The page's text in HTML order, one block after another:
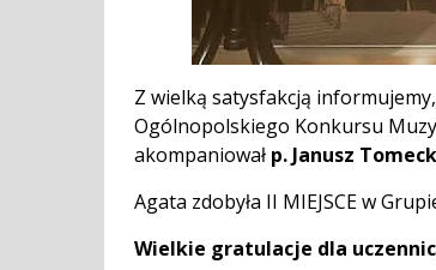
Z wielką satysfakcją
Ogólnopolskiego Konkursu
akompaniował p. Janusz
Agata zdobyła II MIEJSCE w
Wielkie gratulacje dla